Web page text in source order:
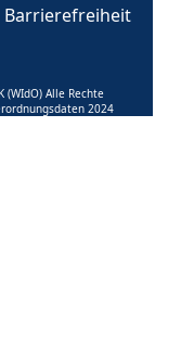
Barrierefreiheit
Alle Rechte
2024